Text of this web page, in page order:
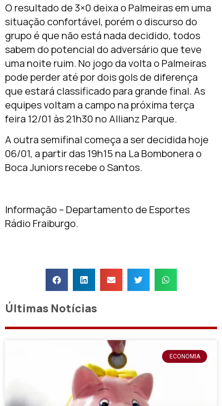
O resultado de 3×0 deixa o Palmeiras em uma
situação confortável, porém o discurso do
grupo é que não está nada decidido, todos
sabem do potencial do adversário que teve
uma noite ruim. No jogo da volta o Palmeiras
pode perder até por dois gols de diferença
que estará classificado para grande final. As
equipes voltam a campo na próxima terça
feira 12/01 às 21h30 no Allianz Parque.
A outra semifinal começa a ser decidida hoje
06/01, a partir das 19h15 na La Bombonera o
Boca Juniors recebe o Santos.
Informação – Departamento de Esportes
Rádio Fraiburgo.
Últimas Notícias
ECONOMIA